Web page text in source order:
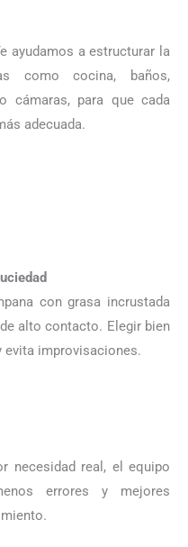
ayudamos a estructurar la
como cocina, baños,
cámaras, para que cada
adecuada.
con grasa incrustada
alto contacto. Elegir bien
improvisaciones.
necesidad real, el equipo
errores y mejores